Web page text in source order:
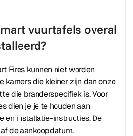
vuurtafels overal
Fires kunnen niet worden
kamers die kleiner zijn dan onze
die branderspecifiek is. Voor
dien je je te houden aan
en installatie-instructies. De
de aankoopdatum.